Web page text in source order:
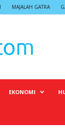
MAJALAH GATRA
EKONOMI